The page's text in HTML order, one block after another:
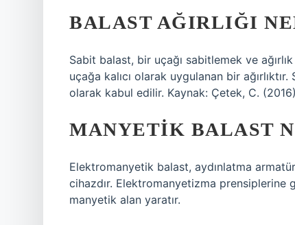
BALAST AĞIRLIĞI
Sabit balast, bir uçağı sabitlemek ve
uçağa kalıcı olarak uygulanan bir
olarak kabul edilir. Kaynak: Çetek, C.
MANYETIK BALAST
Elektromanyetik balast, aydınlatma
cihazdır. Elektromanyetizma prensiplerine
manyetik alan yaratır.